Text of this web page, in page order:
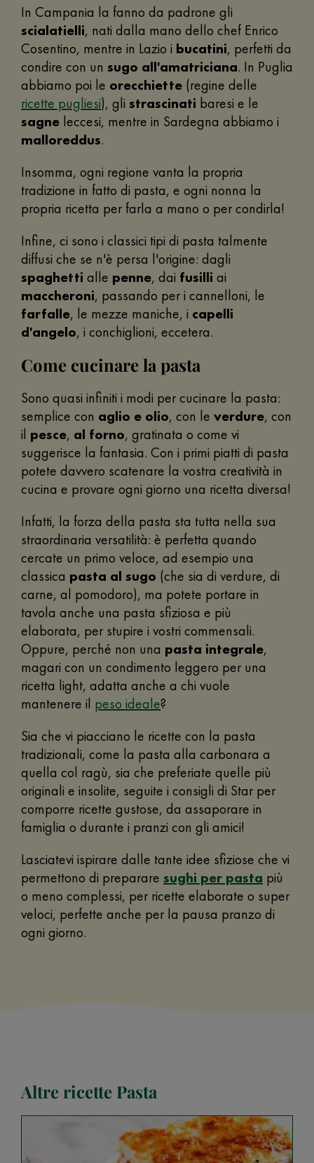
In Campania la fanno da padrone gli
scialatielli, nati dalla mano dello chef Enrico
Cosentino, mentre in Lazio i bucatini, perfetti da
condire con un sugo all'amatriciana. In Puglia
abbiamo poi le orecchiette (regine delle
ricette pugliesi), gli strascinati baresi e le
sagne leccesi, mentre in Sardegna abbiamo i
malloreddus.
Insomma, ogni regione vanta la propria
tradizione in fatto di pasta, e ogni nonna la
propria ricetta per farla a mano o per condirla!
Infine, ci sono i classici tipi di pasta talmente
diffusi che se n'è persa l'origine: dagli
spaghetti alle penne, dai fusilli ai
maccheroni, passando per i cannelloni, le
farfalle, le mezze maniche, i capelli
d'angelo, i conchiglioni, eccetera.
Come cucinare la pasta
Sono quasi infiniti i modi per cucinare la pasta:
semplice con aglio e olio, con le verdure, con
il pesce, al forno, gratinata o come vi
suggerisce la fantasia. Con i primi piatti di pasta
potete davvero scatenare la vostra creatività in
cucina e provare ogni giorno una ricetta diversa!
Infatti, la forza della pasta sta tutta nella sua
straordinaria versatilità: è perfetta quando
cercate un primo veloce, ad esempio una
classica pasta al sugo (che sia di verdure, di
carne, al pomodoro), ma potete portare in
tavola anche una pasta sfiziosa e più
elaborata, per stupire i vostri commensali.
Oppure, perché non una pasta integrale,
magari con un condimento leggero per una
ricetta light, adatta anche a chi vuole
mantenere il peso ideale?
Sia che vi piacciano le ricette con la pasta
tradizionali, come la pasta alla carbonara a
quella col ragù, sia che preferiate quelle più
originali e insolite, seguite i consigli di Star per
comporre ricette gustose, da assaporare in
famiglia o durante i pranzi con gli amici!
Lasciatevi ispirare dalle tante idee sfiziose che vi
permettono di preparare sughi per pasta più
o meno complessi, per ricette elaborate o super
veloci, perfette anche per la pausa pranzo di
ogni giorno.
Altre ricette Pasta